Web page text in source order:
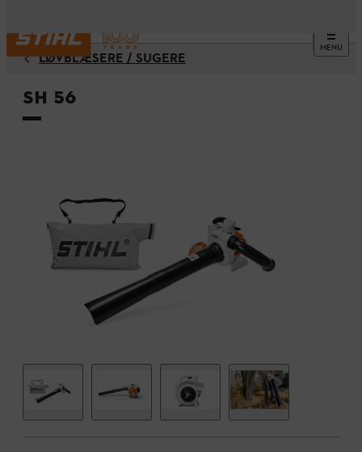
MENU
LØVBLÆSERE / SUGERE
SH 56